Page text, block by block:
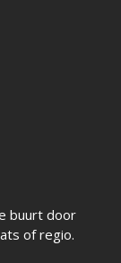
buurt door
of regio.